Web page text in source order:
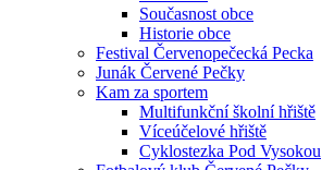
Současnost obce
Historie obce
Festival Červenopečecká Pecka
Junák Červené Pečky
Kam za sportem
Multifunkční školní hřiště
Víceúčelové hřiště
Cyklostezka Pod Vysokou